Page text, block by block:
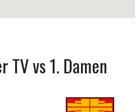
TV vs 1. Damen